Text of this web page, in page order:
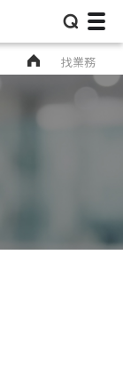
⌕
找業務